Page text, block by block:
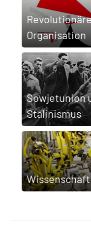
Organisation
Sowjet­union
Stalinismus